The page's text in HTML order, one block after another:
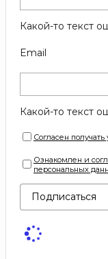
Какой-то текст
Email
Какой-то текст
Согласен
Ознакомлен и
персональных
Подписаться